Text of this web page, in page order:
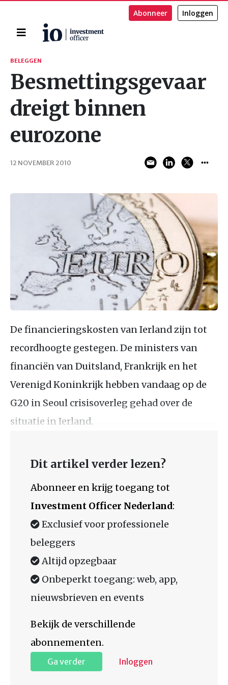
Home
Abonneer Inloggen
Zoeken
BELEGGEN
Besmettingsgevaar
dreigt binnen
eurozone
12 NOVEMBER 2010
De financieringskosten van Ierland zijn tot
recordhoogte gestegen. De ministers van
financiën van Duitsland, Frankrijk en het
Verenigd Koninkrijk hebben vandaag op de
G20 in Seoul crisisoverleg gehad over de
situatie in Ierland.
Dit artikel verder lezen?
Abonneer en krijg toegang tot
Investment Officer Nederland:
Exclusief voor professionele
beleggers
Altijd opzegbaar
Onbeperkt toegang: web, app,
nieuwsbrieven en events
Bekijk de verschillende
abonnementen.
Ga verder Inloggen